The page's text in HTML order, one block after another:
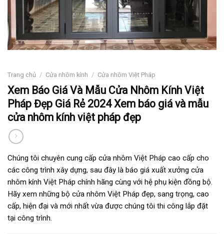
Trang chủ / Cửa nhôm kính / Cửa nhôm Việt Pháp
Xem Báo Giá Và Mẫu Cửa Nhôm Kính Việt
Pháp Đẹp Giá Rẻ 2024 Xem báo giá và mẫu
cửa nhôm kính việt pháp đẹp
Chúng tôi chuyên cung cấp cửa nhôm Việt Pháp cao cấp cho
các công trình xây dựng, sau đây là báo giá xuất xưởng cửa
nhôm kính Việt Pháp chính hãng cùng với hệ phụ kiện đồng bộ.
Hãy xem những bộ cửa nhôm Việt Pháp đẹp, sang trọng, cao
cấp, hiện đại và mới nhất vừa được chúng tôi thi công lắp đặt
tại công trình.